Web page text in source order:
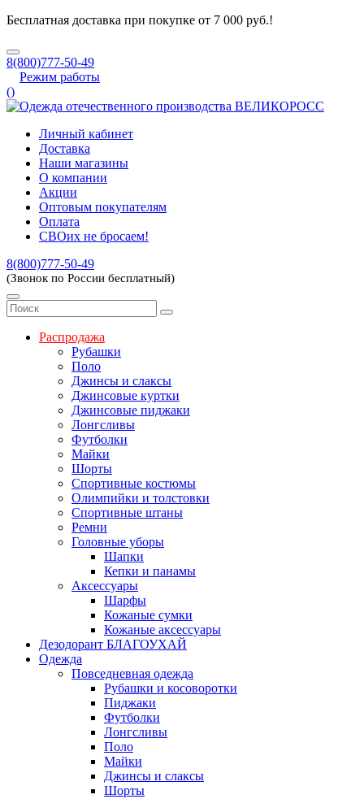
Бесплатная доставка при покупке от 7 000 руб.!
8(800)777-50-49
Режим работы
()
Личный кабинет
Доставка
Наши магазины
О компании
Акции
Оптовым покупателям
Оплата
СВОих не бросаем!
8(800)777-50-49
(Звонок по России бесплатный)
Распродажа
Рубашки
Поло
Джинсы и слаксы
Джинсовые куртки
Джинсовые пиджаки
Лонгсливы
Футболки
Майки
Шорты
Спортивные костюмы
Олимпийки и толстовки
Спортивные штаны
Ремни
Головные уборы
Шапки
Кепки и панамы
Аксессуары
Шарфы
Кожаные сумки
Кожаные аксессуары
Дезодорант БЛАГОУХАЙ
Одежда
Повседневная одежда
Рубашки и косоворотки
Пиджаки
Футболки
Лонгсливы
Поло
Майки
Джинсы и слаксы
Шорты